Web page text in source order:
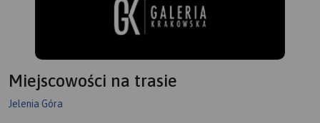
Miejscowości na trasie
Jelenia Góra